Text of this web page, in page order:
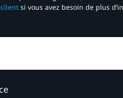
si vous avez besoin de plus